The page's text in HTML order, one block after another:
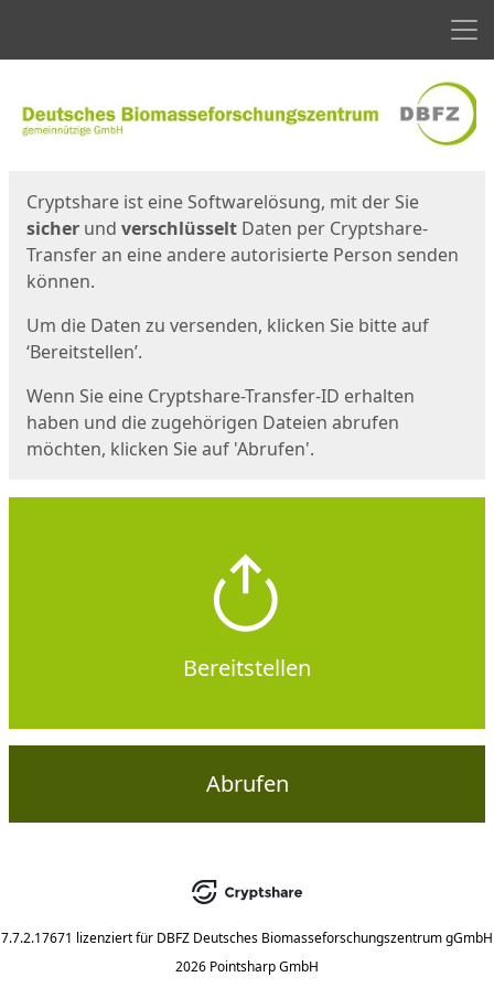
Cryptshare ist eine Softwarelösung, mit der Sie
sicher und verschlüsselt Daten per Cryptshare-
Transfer an eine andere autorisierte Person senden
können.
Um die Daten zu versenden, klicken Sie bitte auf
‘Bereitstellen’.
Wenn Sie eine Cryptshare-Transfer-ID erhalten
haben und die zugehörigen Dateien abrufen
möchten, klicken Sie auf 'Abrufen'.
Bereitstellen
Abrufen
7.7.2.17671 lizenziert für DBFZ Deutsches Biomasseforschungszentrum gGmbH
2026 Pointsharp GmbH